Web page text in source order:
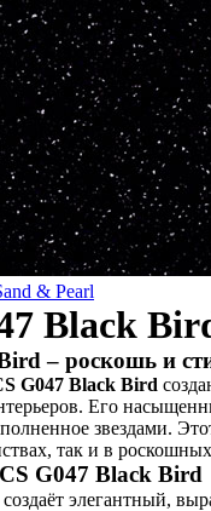
& Pearl
Black
– роскошь и
G047 Black Bird
Его
звездами.
так и в
G047 Black Bird
создаёт элегантный,